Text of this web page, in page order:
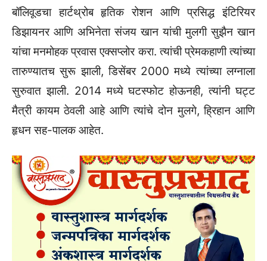
बॉलिवूडचा हार्टथ्रोब हृतिक रोशन आणि प्रसिद्ध इंटिरियर
डिझायनर आणि अभिनेता संजय खान यांची मुलगी सुझैन खान
यांचा मनमोहक प्रवास एक्सप्लोर करा. त्यांची प्रेमकहाणी त्यांच्या
तारुण्यातच सुरू झाली, डिसेंबर 2000 मध्ये त्यांच्या लग्नाला
सुरुवात झाली. 2014 मध्ये घटस्फोट होऊनही, त्यांनी घट्ट
मैत्री कायम ठेवली आहे आणि त्यांचे दोन मुलगे, ह्रिहान आणि
हृधन सह-पालक आहेत.